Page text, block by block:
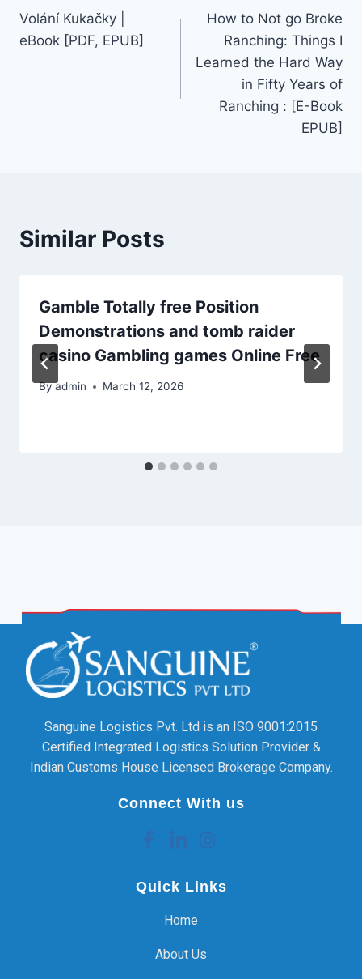
Volání Kukačky |
eBook [PDF, EPUB]
How to Not go Broke
Ranching: Things I
Learned the Hard Way
in Fifty Years of
Ranching : [E-Book
EPUB]
Similar Posts
Gamble Totally free Position
Demonstrations and tomb raider
casino Gambling games Online Free
Byadmin March 12, 2026
Sanguine Logistics Pvt. Ltd is an ISO 9001:2015
Certified Integrated Logistics Solution Provider &
Indian Customs House Licensed Brokerage Company.
Connect With us
Quick Links
Home
About Us